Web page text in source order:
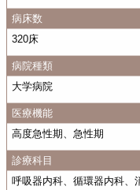
病床数
320床
病院種類
大学病院
医療機能
高度急性期、急性期
診療科目
呼吸器内科、循環器内科、